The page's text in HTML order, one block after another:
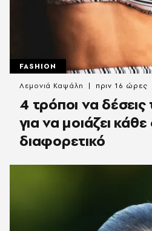
FASHION
4 τρόποι να δέσεις
για να μοιάζει
διαφορετικό
Λεμονιά Καψάλη πριν 16 ώρες